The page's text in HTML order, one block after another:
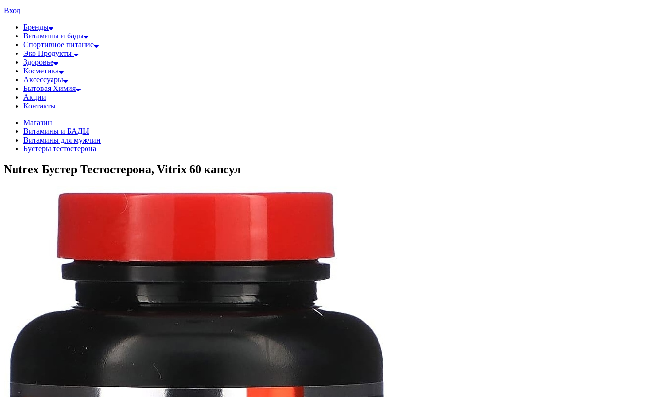
Вход
Бренды
Витамины и бады
Спортивное питание
Эко Продукты
Здоровье
Косметика
Аксессуары
Бытовая Химия
Акции
Контакты
Магазин
Витамины и БАДЫ
Витамины для мужчин
Бустеры тестостерона
Nutrex Бустер Тестостерона, Vitrix 60 капсул